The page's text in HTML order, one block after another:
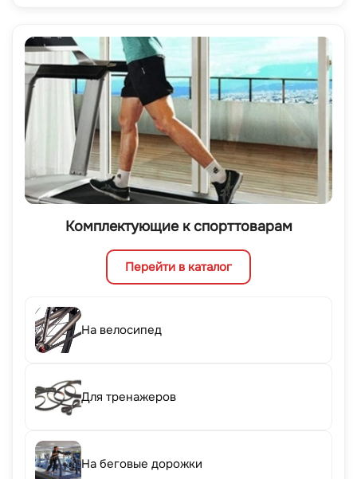
Комплектующие к спорттоварам
Перейти в каталог
На велосипед
Для тренажеров
На беговые дорожки